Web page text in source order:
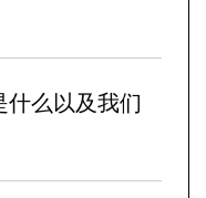
什么以及我们